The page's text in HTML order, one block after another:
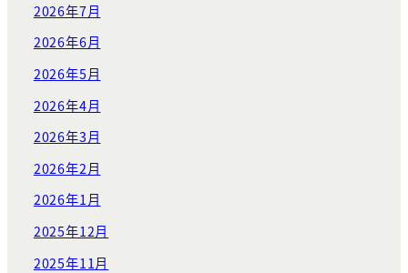
2026年7月
2026年6月
2026年5月
2026年4月
2026年3月
2026年2月
2026年1月
2025年12月
2025年11月